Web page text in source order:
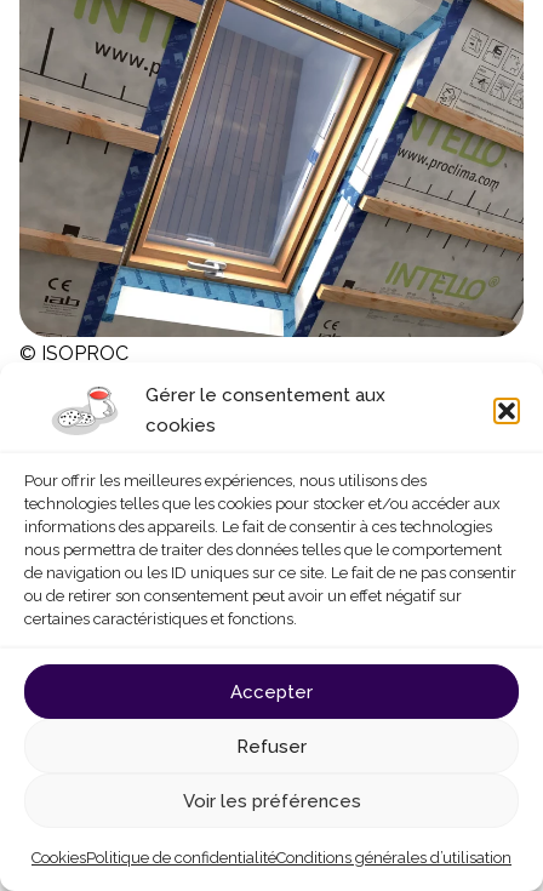
Gérer le consentement aux
cookies
Pour offrir les meilleures expériences, nous utilisons des
technologies telles que les cookies pour stocker et/ou accéder aux
informations des appareils. Le fait de consentir à ces technologies
nous permettra de traiter des données telles que le comportement
de navigation ou les ID uniques sur ce site. Le fait de ne pas consentir
ou de retirer son consentement peut avoir un effet négatif sur
certaines caractéristiques et fonctions.
Accepter
Refuser
Voir les préférences
CookiesPolitique de confidentialitéConditions générales d’utilisation
© ISOPROC